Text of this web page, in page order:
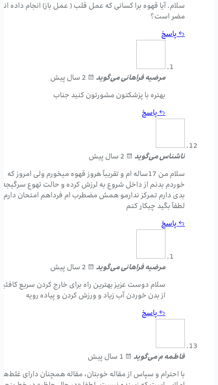
سلام. آیا قهوه برا کسانی که عمل قلب ( عمل باز) انجام داده اند
مضر است؟
پاسخ
مرضیه فراهانیمی‌گوید
بهتره با پزشکتون مشورتون کنید جناب
پاسخ
ناشناسمی‌گوید
سلام من 17ساله ام و تقریباً هروز قهوه میخورم ولی امروز که
خوردم بدنم از داخل شروع به لرزش کرده و حالت تهوع سرگیجه
بدی دارم تمرکز ندارمو همش مضطرب ام فرداهم امتحان دارم
لطفاً بگید چیکار کنم
پاسخ
مرضیه فراهانیمی‌گوید
سلام دوست عزیز بهترین راه برای خارج کردن سریع
از بدن خوردن آب زیاد و ورزش کردن و پیاده رویه
پاسخ
فاطمه ممی‌گوید
با احترام و سپاس از مقاله خوبتان، مقاله همچنان دارای